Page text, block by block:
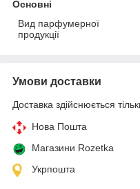
Основні
Вид парфумерної
продукції
Умови доставки
Доставка здійснюється
Нова Пошта
Магазини Rozetka
Укрпошта